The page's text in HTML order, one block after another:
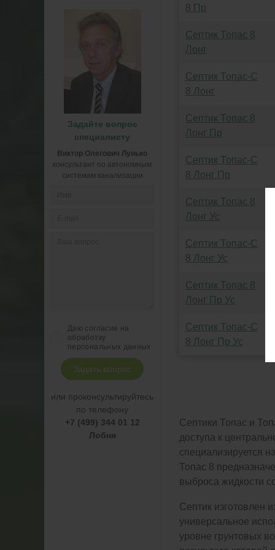
Задайте вопрос
специалисту
Виктор Олегович Лунько
консультант по автономным
системам канализации
Даю согласие на
обработку
персональных данных
Задать вопрос
или проконсультируйтесь
по телефону
+7 (499) 344 01 12
Лобня
8 Пр
Септик Топас 8
Лонг
Септик Топас-С
8 Лонг
Септик Топас 8
Лонг Пр
Септик Топас-С
8 Лонг Пр
Септик Топас 8
Лонг Ус
Септик Топас-С
8 Лонг Ус
Септик Топас 8
Лонг Пр Ус
Септик Топас-С
8 Лонг Пр Ус
Септики Топас и
доступа к
специализируется
Топас 8
выброса жидкости
Септик изготовлен
универсальное
уровне грунтовых